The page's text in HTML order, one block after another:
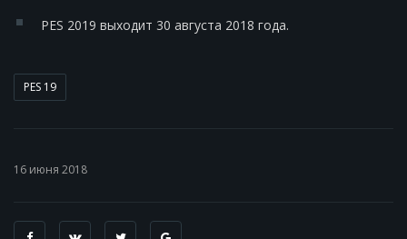
PES 2019 выходит 30 августа 2018 года.
PES 19
16 июня 2018